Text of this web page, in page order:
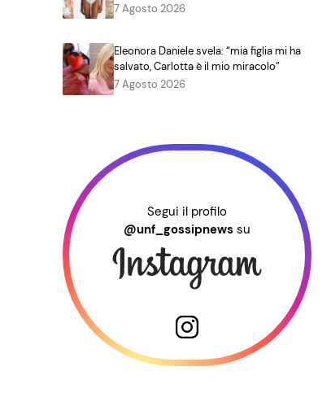
7 Agosto 2026
Eleonora Daniele svela: “mia figlia mi ha
salvato, Carlotta è il mio miracolo”
7 Agosto 2026
Segui il profilo
@unf_gossipnews su